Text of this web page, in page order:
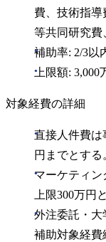
費、技術指
等共同研究費
補助率: 2/3以
上限額: 3,000
対象経費の詳細
直接人件費は
円までとする
マーケティン
上限300万円
外注委託・大
補助対象経費